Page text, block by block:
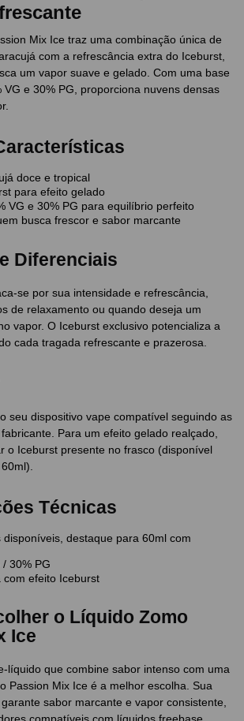
Mix Ice traz uma combinação única de
com a refrescância extra do Iceburst,
um vapor suave e gelado. Com uma base
VG e 30% PG, proporciona nuvens densas
doce e tropical
para efeito gelado
VG e 30% PG para equilíbrio perfeito
busca frescor e sabor marcante
Diferenciais
se por sua intensidade e refrescância,
de relaxamento ou quando deseja um
vapor. O Iceburst exclusivo potencializa a
cada tragada refrescante e prazerosa.
seu dispositivo vape compatível seguindo as
Para um efeito gelado realçado,
o Iceburst presente no frasco (disponível
Técnicas
disponíveis, destaque para 60ml com
30% PG
com efeito Iceburst
o Líquido Zomo
Ice
líquido que combine sabor intenso com uma
Passion Mix Ice é a melhor escolha. Sua
sabor marcante e vapor consistente,